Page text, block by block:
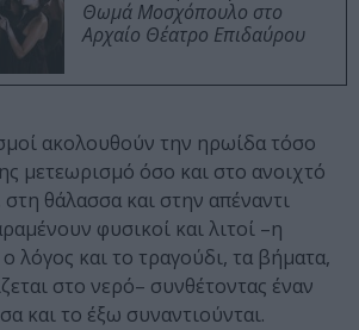
Θωμά Μοσχόπουλο στο
Αρχαίο Θέατρο Επιδαύρου
ακολουθούν την ηρωίδα τόσο
μετεωρισμό όσο και στο ανοιχτό
στη θάλασσα και στην απέναντι
φυσικοί και λιτοί –η
λόγος και το τραγούδι, τα βήματα,
στο νερό– συνθέτοντας έναν
και το έξω συναντιούνται.